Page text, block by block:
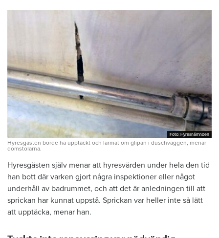
Foto: Hyresnämnden
Foto: Hyresnämnden
Hyresgästen borde ha upptäckt och larmat om glipan i duschväggen, menar
domstolarna.
Hyresgästen själv menar att hyresvärden under hela den tid
han bott där varken gjort några inspektioner eller något
underhåll av badrummet, och att det är anledningen till att
sprickan har kunnat uppstå. Sprickan var heller inte så lätt
att upptäcka, menar han.